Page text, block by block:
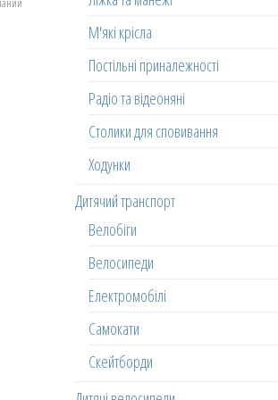
М'які крісла
Постільні приналежності
Радіо та відеоняні
Столики для сповивання
Ходунки
Дитячий транспорт
Велобіги
Велосипеди
Електромобілі
Самокати
Скейтборди